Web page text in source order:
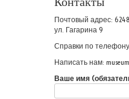
Почтовый адрес:
ул. Гагарина 9
Справки по
Написать нам:
Ваше имя